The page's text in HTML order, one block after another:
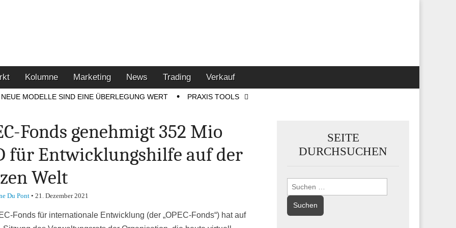
Kolumne Marketing News Trading Verkauf
NEUE MODELLE SIND EINE ÜBERLEGUNG WERT PRAXIS TOOLS
Fonds genehmigt 352 Mio
für Entwicklungshilfe auf der
Welt
Du Pont• 21. Dezember 2021
Fonds für internationale Entwicklung (der „OPEC-Fonds“) hat auf
SEITE
DURCHSUCHEN
Suchen
nach: